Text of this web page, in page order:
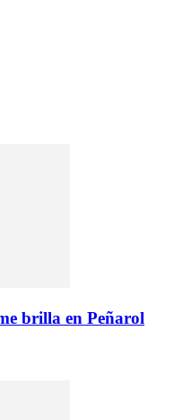
brilla en Peñarol